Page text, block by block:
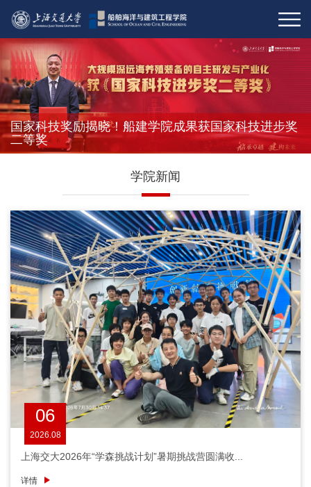
国家科技奖励揭晓！船建学院成果获国家科技进步奖
二等奖
学院新闻
06
2026.08
上海交大2026年“学森挑战计划”暑期挑战营圆满收...
详情